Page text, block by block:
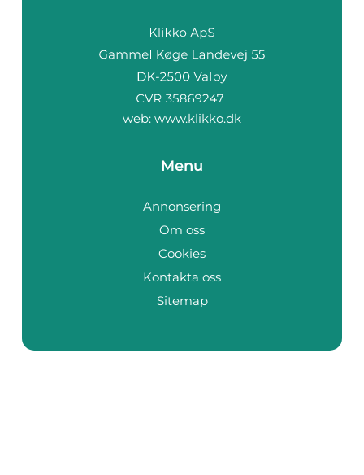
web: www.klikko.dk
Menu
Annonsering
Om oss
Cookies
Kontakta oss
Sitemap